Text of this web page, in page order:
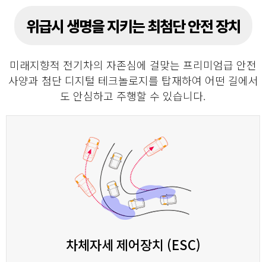
위급시 생명을 지키는 최첨단 안전 장치
미래지향적 전기차의 자존심에 걸맞는 프리미엄급 안전
사양과 첨단 디지털 테크놀로지를 탑재하여 어떤 길에서
도 안심하고 주행할 수 있습니다.
차체자세 제어장치 (ESC)